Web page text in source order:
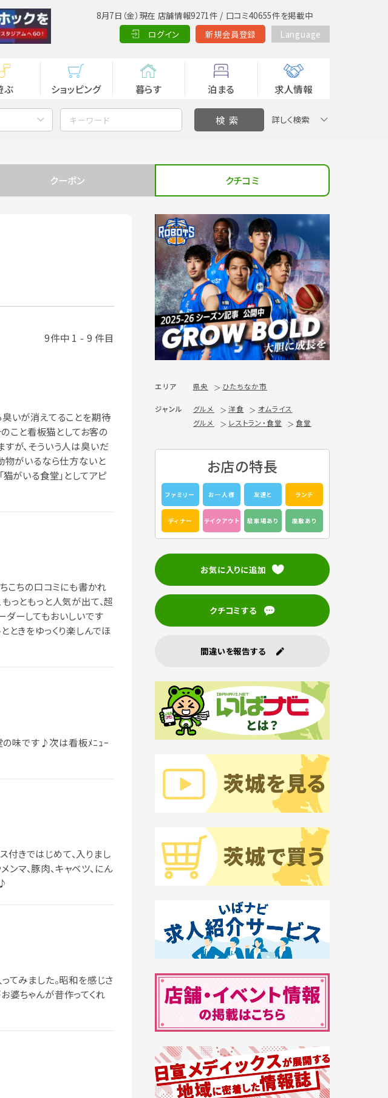
8月7日（金）現在 店舗情報9271件 / 口コミ40655件を掲載中
ログイン
新規会員登録 Language
ぶ ショッピング 暮らす 泊まる 求人情報
詳しく検索
クーポン クチコミ
9件中 1 - 9 件目
いが消えてることを期待
こと看板猫としてお客の
が、そういう人は臭いだ
物がいるなら仕方ないと
がいる食堂」としてアピ
こちの口コミにも書かれ
っともっと人気が出て、超
ダーしてもおいしいです
ときをゆっくり楽しんでほ
の味です♪次は看板ﾒﾆｭｰ
付きではじめて、入りまし
マ、豚肉、キャベツ、にん
てみました。昭和を感じさ
婆ちゃんが昔作ってくれ
エリア 県央 ひたちなか市
ジャンル グルメ 洋食
オムライス
グルメ
レストラン・食堂 食堂
お店の特長
ファミリー お一人様 友達と ランチ
ディナー テイクアウト 駐車場あり 座敷あり
お気に入りに追加
クチコミする
間違いを報告する